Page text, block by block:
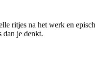
ritjes na het werk en
dan je denkt.